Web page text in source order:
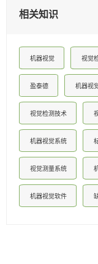
相关知识
机器视觉 视觉
盈泰德 机器视
视觉检测技术
机器视觉系统
视觉测量系统
机器视觉软件